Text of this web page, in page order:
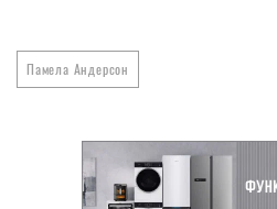
Памела Андерсон